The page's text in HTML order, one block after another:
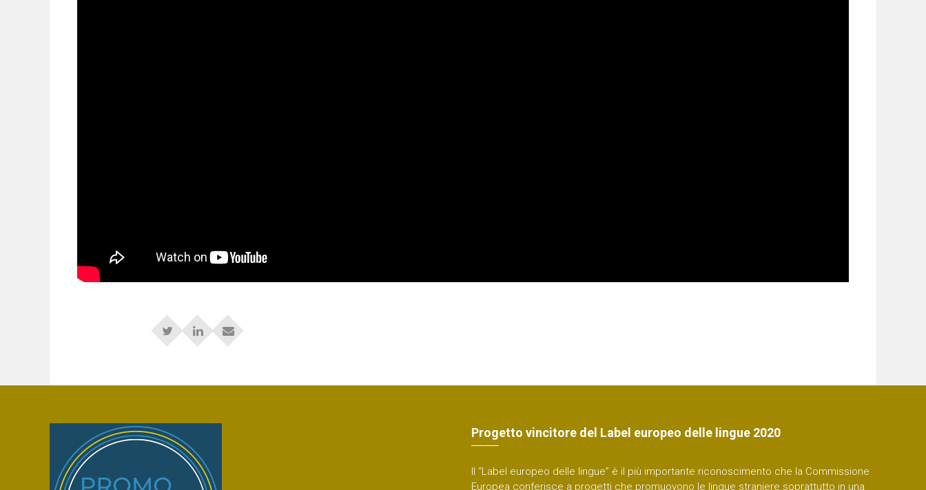
Progetto vincitore del Label europeo delle lingue 2020
Il “Label europeo delle lingue” è il più importante riconoscimento che la Commissione
Europea conferisce a progetti che promuovono le lingue straniere soprattutto in una